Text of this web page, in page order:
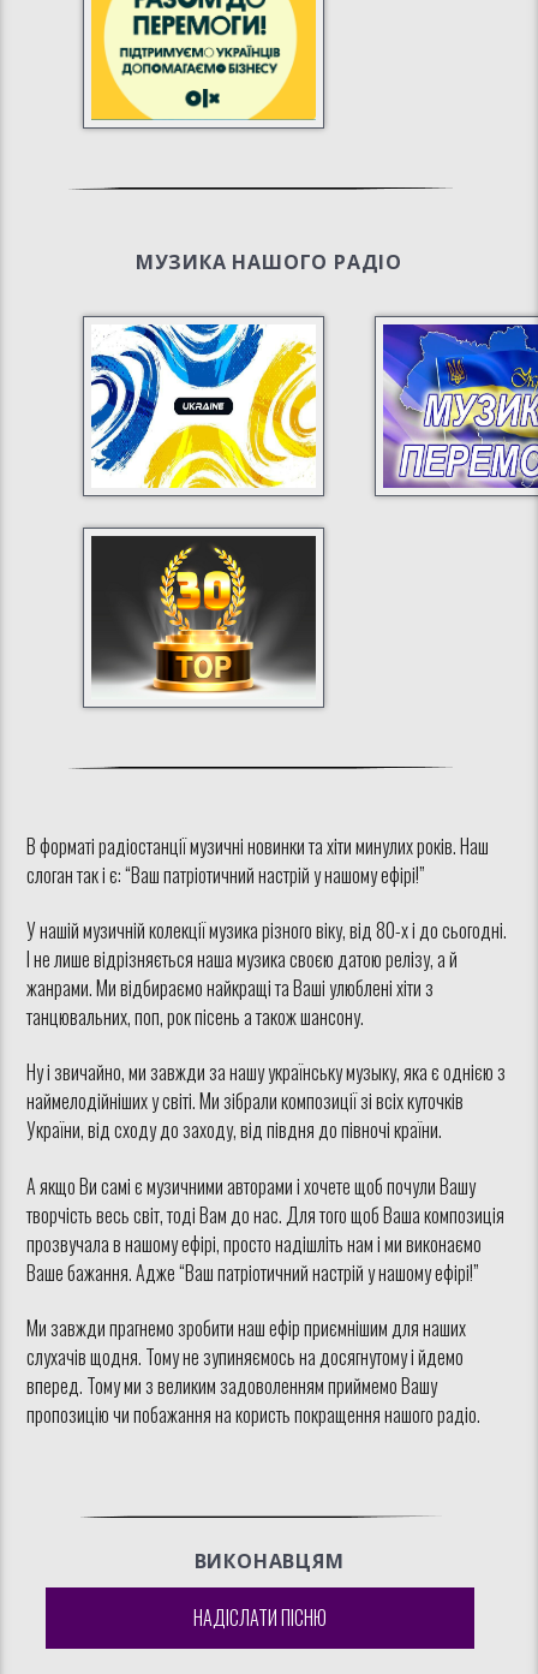
МУЗИКА НАШОГО РАДІО
В форматі радіостанції музичні новинки та хіти минулих років. Наш
слоган так і є: “Ваш патріотичний настрій у нашому ефірі!”
У нашій музичній колекції музика різного віку, від 80-х і до сьогодні.
І не лише відрізняється наша музика своєю датою релізу, а й
жанрами. Ми відбираємо найкращі та Ваші улюблені хіти з
танцювальних, поп, рок пісень а також шансону.
Ну і звичайно, ми завжди за нашу українську музыку, яка є однією з
наймелодійніших у світі. Ми зібрали композиції зі всіх куточків
України, від сходу до заходу, від півдня до півночі країни.
А якщо Ви самі є музичними авторами і хочете щоб почули Вашу
творчість весь світ, тоді Вам до нас. Для того щоб Ваша композиція
прозвучала в нашому ефірі, просто надішліть нам і ми виконаємо
Ваше бажання. Адже “Ваш патріотичний настрій у нашому ефірі!”
Ми завжди прагнемо зробити наш ефір приємнішим для наших
слухачів щодня. Тому не зупиняємось на досягнутому і йдемо
вперед. Тому ми з великим задоволенням приймемо Вашу
пропозицію чи побажання на користь покращення нашого радіо.
ВИКОНАВЦЯМ
НАДІСЛАТИ ПІСНЮ